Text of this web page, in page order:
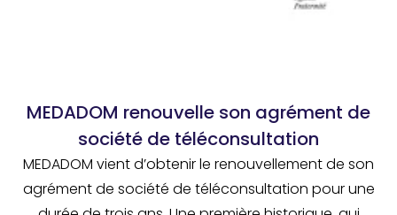
MEDADOM renouvelle son agrément de
société de téléconsultation
MEDADOM vient d’obtenir le renouvellement de son
agrément de société de téléconsultation pour une